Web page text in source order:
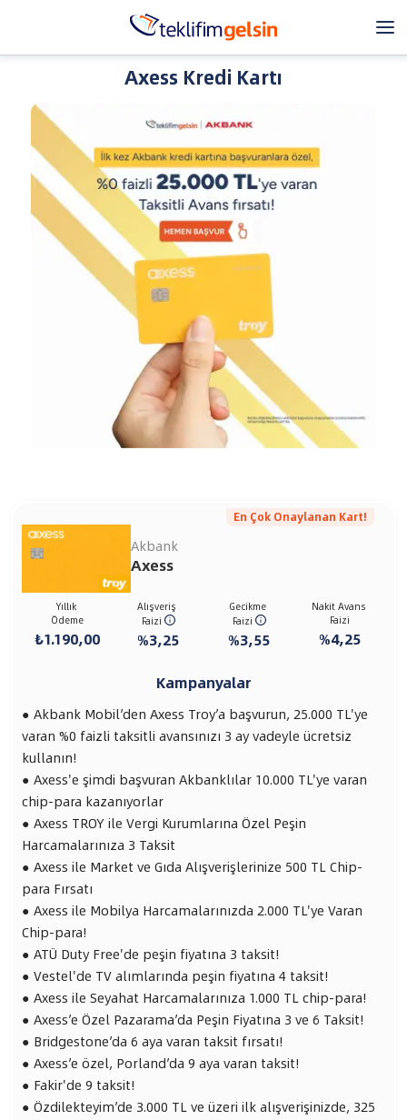
Axess Kredi Kartı
En Çok Onaylanan Kart!
Akbank
Axess
Yıllık
Ödeme
₺1.190,00
Alışveriş
Faizi
%3,25
Gecikme
Faizi
%3,55
Nakit Avans
Faizi
%4,25
Kampanyalar
Akbank Mobil’den Axess Troy’a başvurun, 25.000 TL'ye
varan %0 faizli taksitli avansınızı 3 ay vadeyle ücretsiz
kullanın!
Axess'e şimdi başvuran Akbanklılar 10.000 TL'ye varan
chip-para kazanıyorlar
Axess TROY ile Vergi Kurumlarına Özel Peşin
Harcamalarınıza 3 Taksit
Axess ile Market ve Gıda Alışverişlerinize 500 TL Chip-
para Fırsatı
Axess ile Mobilya Harcamalarınızda 2.000 TL'ye Varan
Chip-para!
ATÜ Duty Free'de peşin fiyatına 3 taksit!
Vestel'de TV alımlarında peşin fiyatına 4 taksit!
Axess ile Seyahat Harcamalarınıza 1.000 TL chip-para!
Axess’e Özel Pazarama’da Peşin Fiyatına 3 ve 6 Taksit!
Bridgestone’da 6 aya varan taksit fırsatı!
Axess’e özel, Porland’da 9 aya varan taksit!
Fakir'de 9 taksit!
Özdilekteyim’de 3.000 TL ve üzeri ilk alışverişinizde, 325